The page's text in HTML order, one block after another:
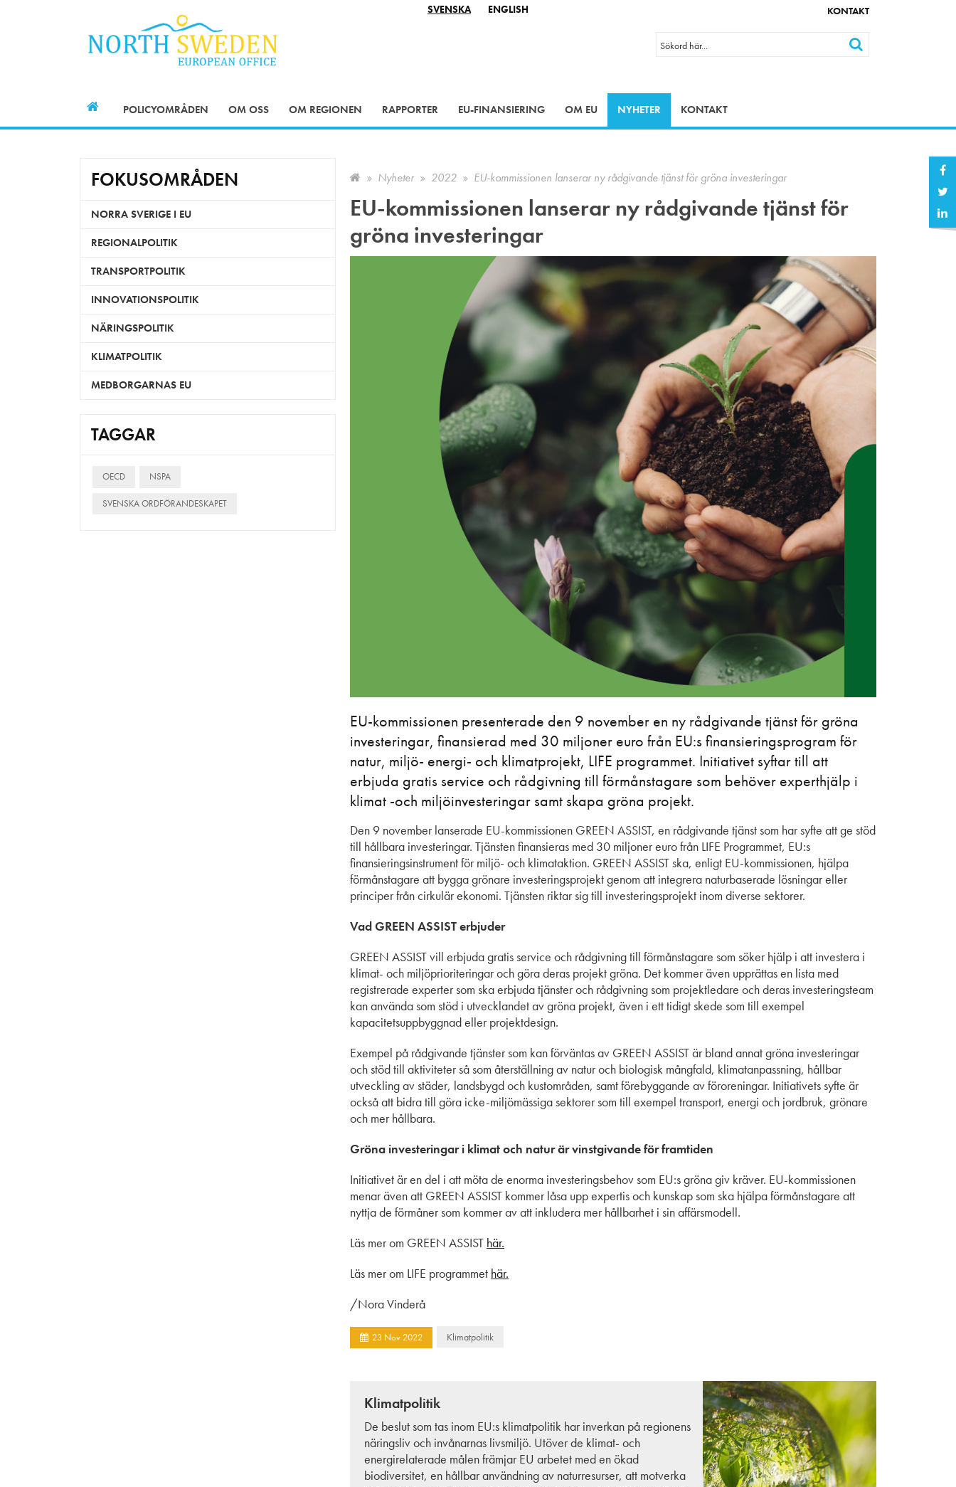
KONTAKT
SVENSKA ENGLISH
POLICYOMRÅDEN OM OSS OM REGIONEN RAPPORTER EU-FINANSIERING OM EU NYHETER KONTAKT
Nyheter 2022 EU-kommissionen lanserar ny rådgivande tjänst för gröna investeringar
EU-kommissionen lanserar ny rådgivande tjänst för
gröna investeringar
EU-kommissionen presenterade den 9 november en ny rådgivande tjänst för gröna
investeringar, finansierad med 30 miljoner euro från EU:s finansieringsprogram för
natur, miljö- energi- och klimatprojekt, LIFE programmet. Initiativet syftar till att
erbjuda gratis service och rådgivning till förmånstagare som behöver experthjälp i
klimat -och miljöinvesteringar samt skapa gröna projekt.
Den 9 november lanserade EU-kommissionen GREEN ASSIST, en rådgivande tjänst som har syfte att ge stöd
till hållbara investeringar. Tjänsten finansieras med 30 miljoner euro från LIFE Programmet, EU:s
finansieringsinstrument för miljö- och klimataktion. GREEN ASSIST ska, enligt EU-kommissionen, hjälpa
förmånstagare att bygga grönare investeringsprojekt genom att integrera naturbaserade lösningar eller
principer från cirkulär ekonomi. Tjänsten riktar sig till investeringsprojekt inom diverse sektorer.
Vad GREEN ASSIST erbjuder
GREEN ASSIST vill erbjuda gratis service och rådgivning till förmånstagare som söker hjälp i att investera i
klimat- och miljöprioriteringar och göra deras projekt gröna. Det kommer även upprättas en lista med
registrerade experter som ska erbjuda tjänster och rådgivning som projektledare och deras investeringsteam
kan använda som stöd i utvecklandet av gröna projekt, även i ett tidigt skede som till exempel
kapacitetsuppbyggnad eller projektdesign.
Exempel på rådgivande tjänster som kan förväntas av GREEN ASSIST är bland annat gröna investeringar
och stöd till aktiviteter så som återställning av natur och biologisk mångfald, klimatanpassning, hållbar
utveckling av städer, landsbygd och kustområden, samt förebyggande av föroreningar. Initiativets syfte är
också att bidra till göra icke-miljömässiga sektorer som till exempel transport, energi och jordbruk, grönare
och mer hållbara.
Gröna investeringar i klimat och natur är vinstgivande för framtiden
Initiativet är en del i att möta de enorma investeringsbehov som EU:s gröna giv kräver. EU-kommissionen
menar även att GREEN ASSIST kommer låsa upp expertis och kunskap som ska hjälpa förmånstagare att
nyttja de förmåner som kommer av att inkludera mer hållbarhet i sin affärsmodell.
Läs mer om GREEN ASSIST här.
Läs mer om LIFE programmet här.
/Nora Vinderå
23 Nov 2022 Klimatpolitik
Klimatpolitik
De beslut som tas inom EU:s klimatpolitik har inverkan på regionens
näringsliv och invånarnas livsmiljö. Utöver de klimat- och
energirelaterade målen främjar EU arbetet med en ökad
biodiversitet, en hållbar användning av naturresurser, att motverka
FOKUSOMRÅDEN
NORRA SVERIGE I EU
REGIONALPOLITIK
TRANSPORTPOLITIK
INNOVATIONSPOLITIK
NÄRINGSPOLITIK
KLIMATPOLITIK
MEDBORGARNAS EU
TAGGAR
OECD NSPA
SVENSKA ORDFÖRANDESKAPET